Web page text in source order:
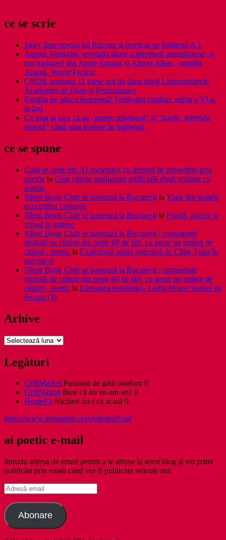
ce se scrie
Story time poezia lui Răzvan și poeticul pe înțelesul A.I.
Aurora Venturini, revelația târzie a literaturii argentiniene, și
noi traduceri din Annie Ernaux și Ahmet Altan – noutăți
Anansi. World Fiction
CNDB propune 11 piese noi de dans după Laboaratoarele
Academiei de Dans și Performance
Familia ne aduce împreună! Festivalul familiei, ediția a VI-a,
la Iași
Ce gust ai zice că au ”poetic relațional” și ”poetic. interfața
sonoră” când sunt traduse în înghețată
ce se spune
Cum se vede din AI societatea cu demisii de președinți prin
poezie la Cum citește inteligența artificială două volume cu
poezie
Silent Book Club se lansează la București la Viaţa din spatele
execuţiilor culturale
Silent Book Club se lansează la București la Foarţă, poezie şi
vizual la galerie
Silent Book Club se lansează la București | comunitate
globală de cititori din peste 60 de țări, cu peste un milion de
cititori - poetic la Experiență audio imersivă de Călin Țopa în
spectacol
Silent Book Club se lansează la București | comunitate
globală de cititori din peste 60 de țări, cu peste un milion de
cititori - poetic la Literatura rezidenţei- Ledig House inainte de
lectura (3)
Arhive
Arhive
Legături
GrillMarketPasionat de gătit outdoor 0
GrillNation Bine că nu ne-am ars! 0
HomeFitNicăieri nu-i ca acasă 0
https://www.instagram.com/citestioficial
ai poetic e-mail
Introdu adresa de email pentru a te abona la acest blog și vei primi
notificări prin email când vor fi publicate articole noi.
Adresă
email
Abonare